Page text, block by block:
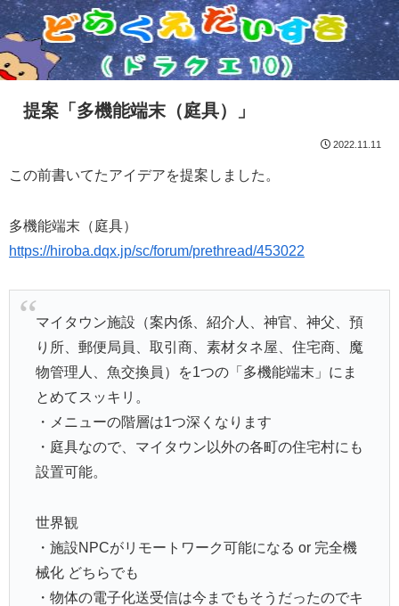
提案「多機能端末（庭具）」
2022.11.11
この前書いてたアイデアを提案しました。
多機能端末（庭具）
https://hiroba.dqx.jp/sc/forum/prethread/453022
マイタウン施設（案内係、紹介人、神官、神父、預
り所、郵便局員、取引商、素材タネ屋、住宅商、魔
物管理人、魚交換員）を1つの「多機能端末」にま
とめてスッキリ。
・メニューの階層は1つ深くなります
・庭具なので、マイタウン以外の各町の住宅村にも
設置可能。
世界観
・施設NPCがリモートワーク可能になる or 完全機
械化 どちらでも
・物体の電子化送受信は今までもそうだったのでキ